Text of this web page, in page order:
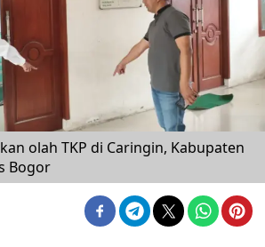
olah TKP di Caringin, Kabupaten
Bogor